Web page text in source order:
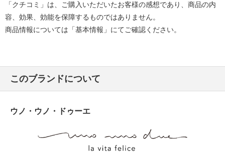
「クチコミ」は、ご購入いただいたお客様の感想であり、商品の内
容、効果、効能を保障するものではありません。
商品情報については「基本情報」にてご確認ください。
このブランドについて
ウノ・ウノ・ドゥーエ